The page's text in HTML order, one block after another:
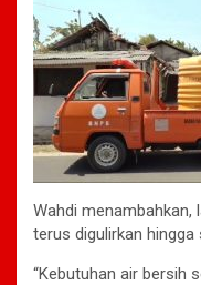
Wahdi menambahkan,
terus digulirkan
“Kebutuhan air bersih